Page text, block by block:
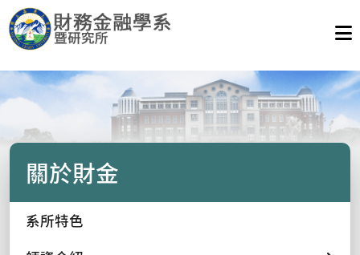
關於財金
系所特色